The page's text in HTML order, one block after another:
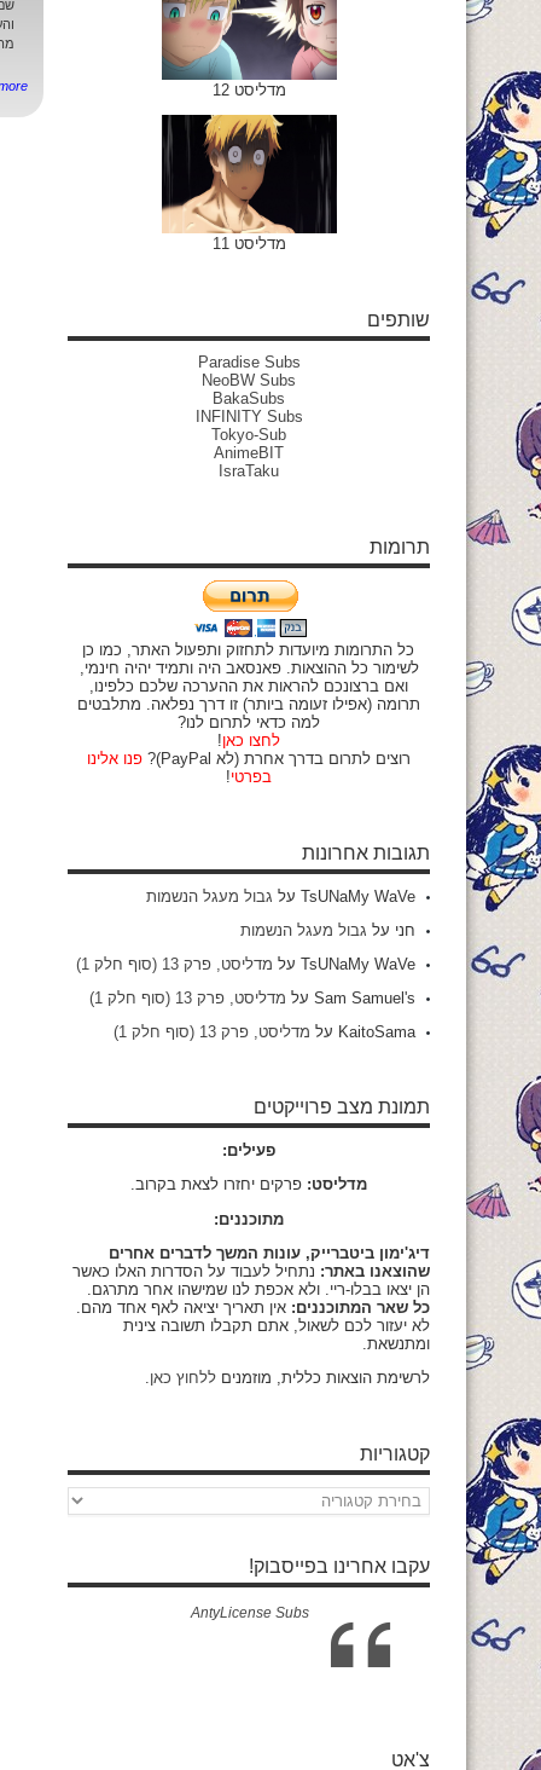
... מדליסט 12
מדליסט 11
שותפים
Paradise Subs
NeoBW Subs
BakaSubs
INFINITY Subs
Tokyo-Sub
AnimeBIT
IsraTaku
תרומות
כל התרומות מיועדות לתחזוק ותפעול האתר, כמו כן
לשימור כל ההוצאות. פאנסאב היה ותמיד יהיה חינמי,
ואם ברצונכם להראות את ההערכה שלכם כלפינו,
תרומה (אפילו זעומה ביותר) זו דרך נפלאה. מתלבטים
למה כדאי לתרום לנו?
לחצו כאן!
רוצים לתרום בדרך אחרת (לא PayPal)?
פנו אלינו
בפרטי!
תגובות אחרונות
TsUNaMy WaVe על גבול מעגל הנשמות
חני על גבול מעגל הנשמות
TsUNaMy WaVe על מדליסט, פרק 13 (סוף חלק 1)
Sam Samuel's על מדליסט, פרק 13 (סוף חלק 1)
KaitoSama על מדליסט, פרק 13 (סוף חלק 1)
תמונת מצב פרוייקטים
פעילים:
מדליסט: פרקים יחזרו לצאת בקרוב.
מתוכננים:
דיג'ימון ביטברייק, עונות המשך לדברים אחרים
שהוצאנו באתר: נתחיל לעבוד על הסדרות האלו כאשר
הן יצאו בבלו-ריי. ולא אכפת לנו שמישהו אחר מתרגם.
כל שאר המתוכננים: אין תאריך יציאה לאף אחד מהם.
לא יעזור לכם לשאול, אתם תקבלו תשובה צינית
ומתנשאת.
לרשימת הוצאות כללית, מוזמנים ללחוץ כאן.
קטגוריות
קטגוריות
עקבו אחרינו בפייסבוק!
AntyLicense Subs
צ'אט